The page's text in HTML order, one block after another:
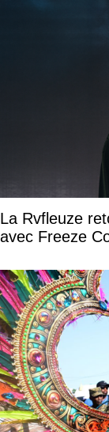
La Rvfleuze
avec Freeze